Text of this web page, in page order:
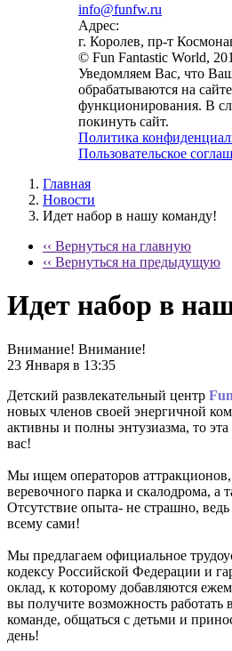
info@funfw.ru
Адрес:
г. Королев, пр-т
© Fun Fantastic World,
Уведомляем Вас, что
обрабатываются на
функционирования. В
покинуть сайт.
Политика
Пользовательское
Главная
Новости
Идет набор в нашу команду!
‹‹ Вернуться на главную
‹‹ Вернуться на предыдущую
Идет набор в
Внимание! Внимание!
23 Января в 13:35
Детский развлекательный центр
новых членов своей энергичной
активны и полны энтузиазма, то
вас!
Мы ищем операторов аттракционов,
веревочного парка и скалодрома, а
Отсутствие опыта- не страшно,
всему сами!
Мы предлагаем официальное
кодексу Российской Федерации и
оклад, к которому добавляются
вы получите возможность работать
команде, общаться с детьми и
день!